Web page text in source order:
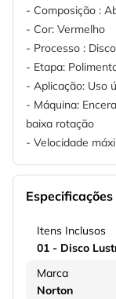
- Composição :
- Cor: Vermelho
- Processo :
- Etapa:
- Aplicação: Uso
- Máquina:
baixa rotação
- Velocidade
Especificações
Itens Inclusos
01 - Disco
Marca
Norton